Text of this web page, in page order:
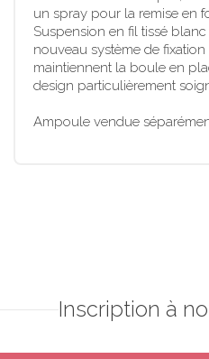
un spray pour la remise en
Suspension en fil tissé
nouveau système de
maintiennent la boule en
design particulièrement
Ampoule vendue
Inscription à